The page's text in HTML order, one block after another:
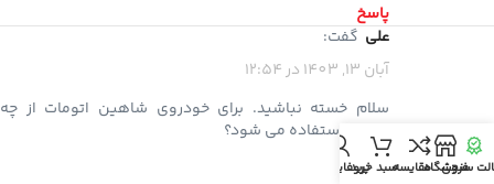
پاسخ
علی گفت:
آبان 13, 1403 در 12:54
سلام خسته نباشید. برای خودروی شاهین اتومات از چه
اکتانی استفاده می شود؟
پاسخ
سنجی
فروشگاهمقایسهسبد خریدپروفایل من